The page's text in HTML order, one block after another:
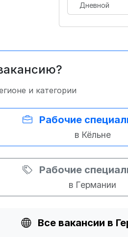
Дневной
и категории
Рабочие
в Кёльне
Рабочие
в Германии
Все вакансии в